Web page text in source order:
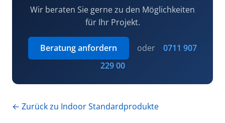
Wir beraten Sie gerne zu den Möglichkeiten
für Ihr Projekt.
Beratung anfordern oder
0711 907
229 00
← Zurück zu Indoor Standardprodukte